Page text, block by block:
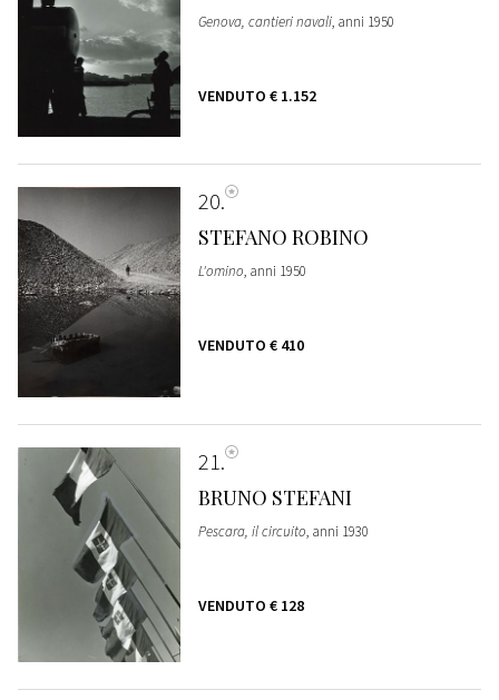
Genova, cantieri navali, anni 1950
VENDUTO € 1.152
20
STEFANO ROBINO
L'omino, anni 1950
VENDUTO € 410
21
BRUNO STEFANI
Pescara, il circuito, anni 1930
VENDUTO € 128